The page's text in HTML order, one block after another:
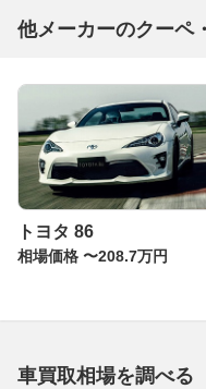
他メーカーのクーペ
トヨタ 86
相場価格 〜208.7万円
車買取相場を調べる